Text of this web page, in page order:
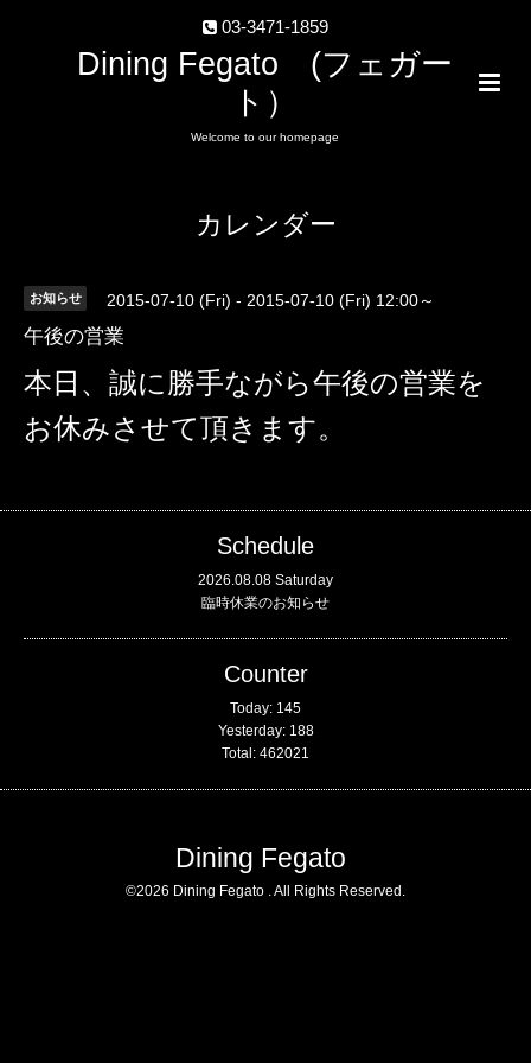
03-3471-1859
Dining Fegato (フェガー
ト）
Welcome to our homepage
カレンダー
お知らせ 2015-07-10 (Fri) - 2015-07-10 (Fri) 12:00～
午後の営業
本日、誠に勝手ながら午後の営業を
お休みさせて頂きます。
Schedule
2026.08.08 Saturday
臨時休業のお知らせ
Counter
Today: 145
Yesterday: 188
Total: 462021
Dining Fegato
©2026 Dining Fegato . All Rights Reserved.